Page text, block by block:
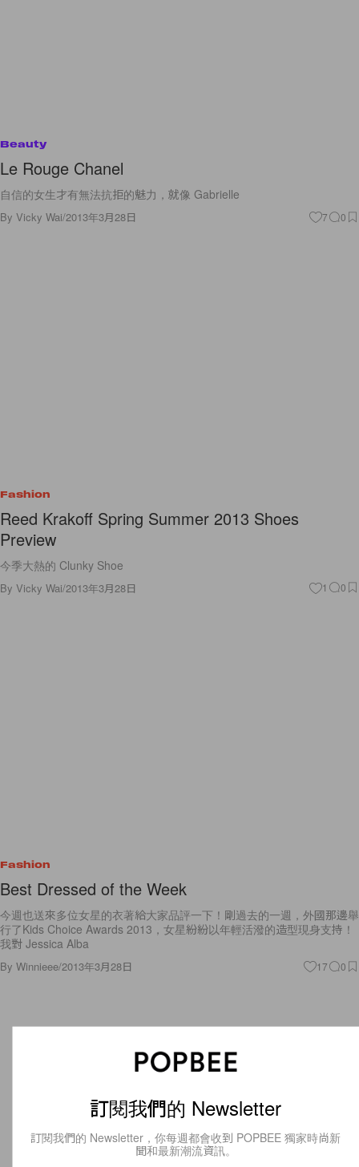
Beauty
Le Rouge Chanel
自信的女生才有無法抗拒的魅力，就像 Gabrielle
By Vicky Wai/2013年3月28日 7 0
Fashion
Reed Krakoff Spring Summer 2013 Shoes
Preview
今季大熱的 Clunky Shoe
By Vicky Wai/2013年3月28日 1 0
Fashion
Best Dressed of the Week
今週也送來多位女星的衣著給大家品評一下！剛過去的一週，外國那邊舉
行了Kids Choice Awards 2013，女星紛紛以年輕活潑的造型現身支持！
我對 Jessica Alba
By Winnieee/2013年3月28日 17 0
訂閱我們的 Newsletter
訂閱我們的 Newsletter，你每週都會收到 POPBEE 獨家時尚新
聞和最新潮流資訊。